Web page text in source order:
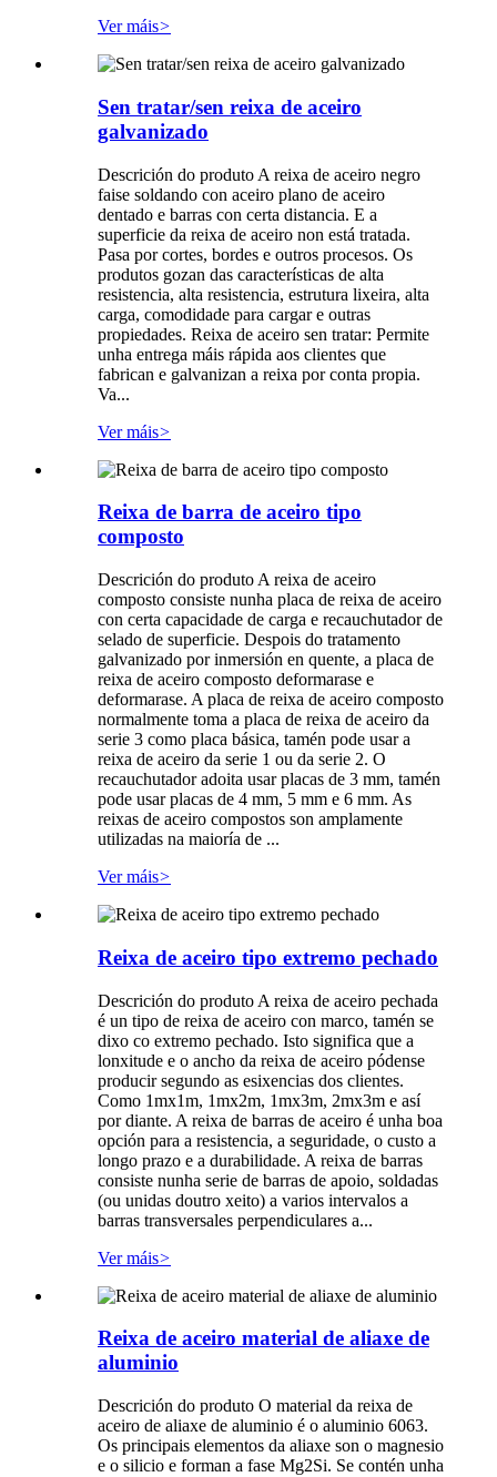
Ver máis>
Sen tratar/sen reixa de aceiro
galvanizado
Descrición do produto A reixa de aceiro negro
faise soldando con aceiro plano de aceiro
dentado e barras con certa distancia. E a
superficie da reixa de aceiro non está tratada.
Pasa por cortes, bordes e outros procesos. Os
produtos gozan das características de alta
resistencia, alta resistencia, estrutura lixeira, alta
carga, comodidade para cargar e outras
propiedades. Reixa de aceiro sen tratar: Permite
unha entrega máis rápida aos clientes que
fabrican e galvanizan a reixa por conta propia.
Va...
Ver máis>
Reixa de barra de aceiro tipo
composto
Descrición do produto A reixa de aceiro
composto consiste nunha placa de reixa de aceiro
con certa capacidade de carga e recauchutador de
selado de superficie. Despois do tratamento
galvanizado por inmersión en quente, a placa de
reixa de aceiro composto deformarase e
deformarase. A placa de reixa de aceiro composto
normalmente toma a placa de reixa de aceiro da
serie 3 como placa básica, tamén pode usar a
reixa de aceiro da serie 1 ou da serie 2. O
recauchutador adoita usar placas de 3 mm, tamén
pode usar placas de 4 mm, 5 mm e 6 mm. As
reixas de aceiro compostos son amplamente
utilizadas na maioría de ...
Ver máis>
Reixa de aceiro tipo extremo pechado
Descrición do produto A reixa de aceiro pechada
é un tipo de reixa de aceiro con marco, tamén se
dixo co extremo pechado. Isto significa que a
lonxitude e o ancho da reixa de aceiro pódense
producir segundo as esixencias dos clientes.
Como 1mx1m, 1mx2m, 1mx3m, 2mx3m e así
por diante. A reixa de barras de aceiro é unha boa
opción para a resistencia, a seguridade, o custo a
longo prazo e a durabilidade. A reixa de barras
consiste nunha serie de barras de apoio, soldadas
(ou unidas doutro xeito) a varios intervalos a
barras transversales perpendiculares a...
Ver máis>
Reixa de aceiro material de aliaxe de
aluminio
Descrición do produto O material da reixa de
aceiro de aliaxe de aluminio é o aluminio 6063.
Os principais elementos da aliaxe son o magnesio
e o silicio e forman a fase Mg2Si. Se contén unha